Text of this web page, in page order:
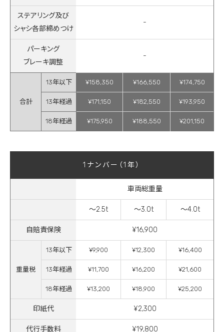
ステアリング及び
シャシ各部締めつけ
-
パーキング
ブレーキ調整
-
合計
13年以下 ¥158,350 ¥166,550 ¥174,750
13年経過 ¥171,150 ¥182,550 ¥193,950
18年経過 ¥175,950 ¥188,550 ¥201,150
1ナンバー（1年）
車両総重量
～2.5t ～3.0t ～4.0t
自賠責保険 ¥16,900
重量税
13年以下 ¥9,900 ¥12,300 ¥16,400
13年経過 ¥11,700 ¥16,200 ¥21,600
18年経過 ¥13,200 ¥18,900 ¥25,200
印紙代 ¥2,300
代行手数料 ¥19,800